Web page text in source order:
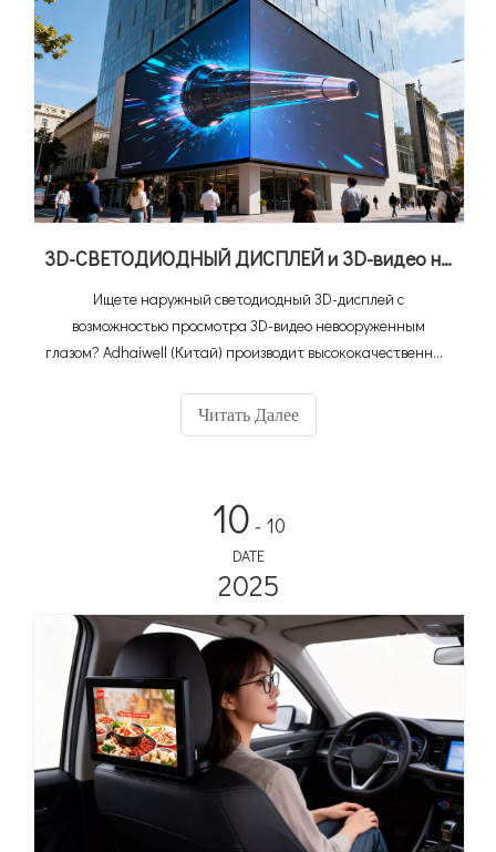
3D-СВЕТОДИОДНЫЙ ДИСПЛЕЙ и 3D-видео невооруженным глазом: полное руководство покупателя + лучшее решение в Китае
Ищете наружный светодиодный 3D-дисплей с
возможностью просмотра 3D-видео невооруженным
глазом? Adhaiwell (Китай) производит высококачественные
индивидуальное 3D-видео невооруженным глазом. Узнайте
характеристики, рентабельность инвестиций и советы по
Читать Далее
10 - 10
DATE
2025